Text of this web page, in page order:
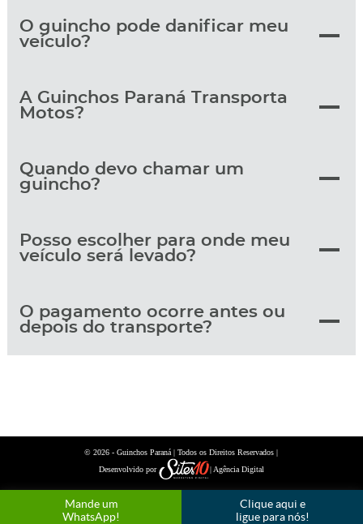
O guincho pode danificar meu
veículo?
A Guinchos Paraná Transporta
Motos?
Quando devo chamar um
guincho?
Posso escolher para onde meu
veículo será levado?
O pagamento ocorre antes ou
depois do transporte?
© 2026 -Guinchos Paraná | Todos os Direitos Reservados |
Desenvolvido por
| Agência Digital
Mande um
WhatsApp!
Clique aqui e
ligue para nós!